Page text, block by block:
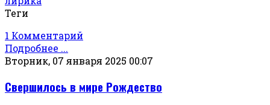
Теги
1 Комментарий
Подробнее ...
Вторник, 07 января 2025 00:07
Свершилось в мире Рождество